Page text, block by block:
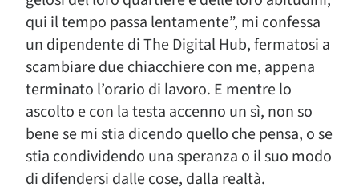
qui il tempo passa lentamente”, mi confessa
un dipendente di The Digital Hub, fermatosi a
scambiare due chiacchiere con me, appena
terminato l’orario di lavoro. E mentre lo
ascolto e con la testa accenno un sì, non so
bene se mi stia dicendo quello che pensa, o se
stia condividendo una speranza o il suo modo
di difendersi dalle cose, dalla realtà.